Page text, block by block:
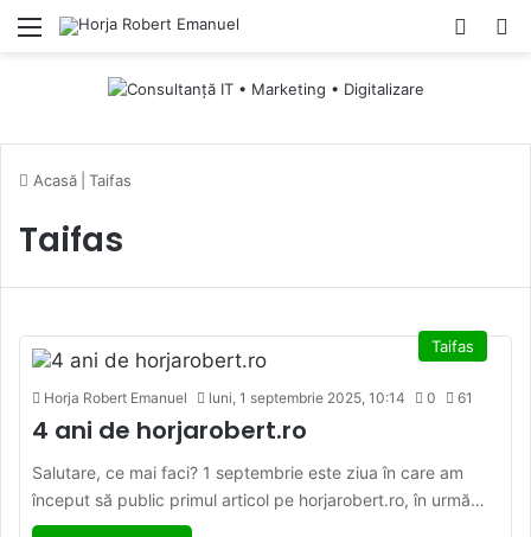
Menu
Acasă Taifas
Taifas
Taifas
Horja Robert Emanuel luni, 1 septembrie 2025, 10:14 0 61
4 ani de horjarobert.ro
Salutare, ce mai faci? 1 septembrie este ziua în care am
început să public primul articol pe horjarobert.ro, în urmă…